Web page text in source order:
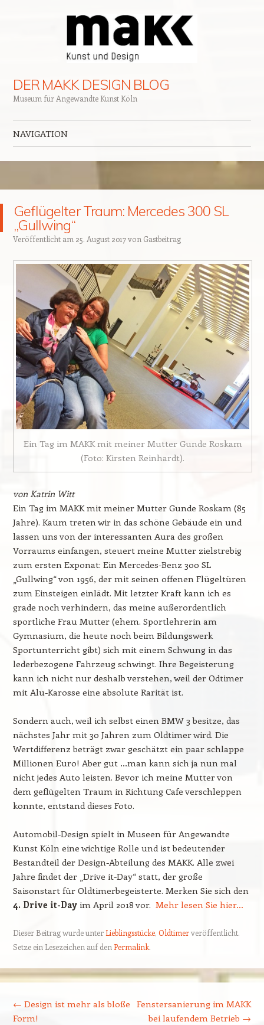
DER MAKK DESIGN BLOG
Museum für Angewandte Kunst Köln
NAVIGATION
Geflügelter Traum: Mercedes 300 SL
„Gullwing“
Veröffentlicht am 25. August 2017von Gastbeitrag
Ein Tag im MAKK mit meiner Mutter Gunde Roskam
(Foto: Kirsten Reinhardt).
von Katrin Witt
Ein Tag im MAKK mit meiner Mutter Gunde Roskam (85
Jahre). Kaum treten wir in das schöne Gebäude ein und
lassen uns von der interessanten Aura des großen
Vorraums einfangen, steuert meine Mutter zielstrebig
zum ersten Exponat: Ein Mercedes-Benz 300 SL
„Gullwing“ von 1956, der mit seinen offenen Flügeltüren
zum Einsteigen einlädt. Mit letzter Kraft kann ich es
grade noch verhindern, das meine außerordentlich
sportliche Frau Mutter (ehem. Sportlehrerin am
Gymnasium, die heute noch beim Bildungswerk
Sportunterricht gibt) sich mit einem Schwung in das
lederbezogene Fahrzeug schwingt. Ihre Begeisterung
kann ich nicht nur deshalb verstehen, weil der Odtimer
mit Alu-Karosse eine absolute Rarität ist.
Sondern auch, weil ich selbst einen BMW 3 besitze, das
nächstes Jahr mit 30 Jahren zum Oldtimer wird. Die
Wertdifferenz beträgt zwar geschätzt ein paar schlappe
Millionen Euro! Aber gut …man kann sich ja nun mal
nicht jedes Auto leisten. Bevor ich meine Mutter von
dem geflügelten Traum in Richtung Cafe verschleppen
konnte, entstand dieses Foto.
Automobil-Design spielt in Museen für Angewandte
Kunst Köln eine wichtige Rolle und ist bedeutender
Bestandteil der Design-Abteilung des MAKK. Alle zwei
Jahre findet der „Drive it-Day“ statt, der große
Saisonstart für Oldtimerbegeisterte. Merken Sie sich den
4. Drive it-Dayim April 2018 vor. Mehr lesen Sie hier…
Dieser Beitrag wurde unterLieblingsstücke, Oldtimerveröffentlicht.
Setze ein Lesezeichen auf den Permalink.
← Design ist mehr als bloße
Form!
Fenstersanierung im MAKK
bei laufendem Betrieb →